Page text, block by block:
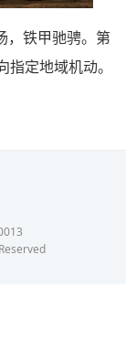
，铁甲驰骋。第
定地域机动。